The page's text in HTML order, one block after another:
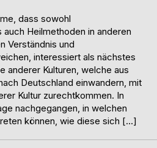
dass sowohl
Heilmethoden in anderen
Verständnis und
interessiert als nächstes
anderer Kulturen, welche aus
Deutschland einwandern, mit
Kultur zurechtkommen. In
nachgegangen, in welchen
können, wie diese sich […]